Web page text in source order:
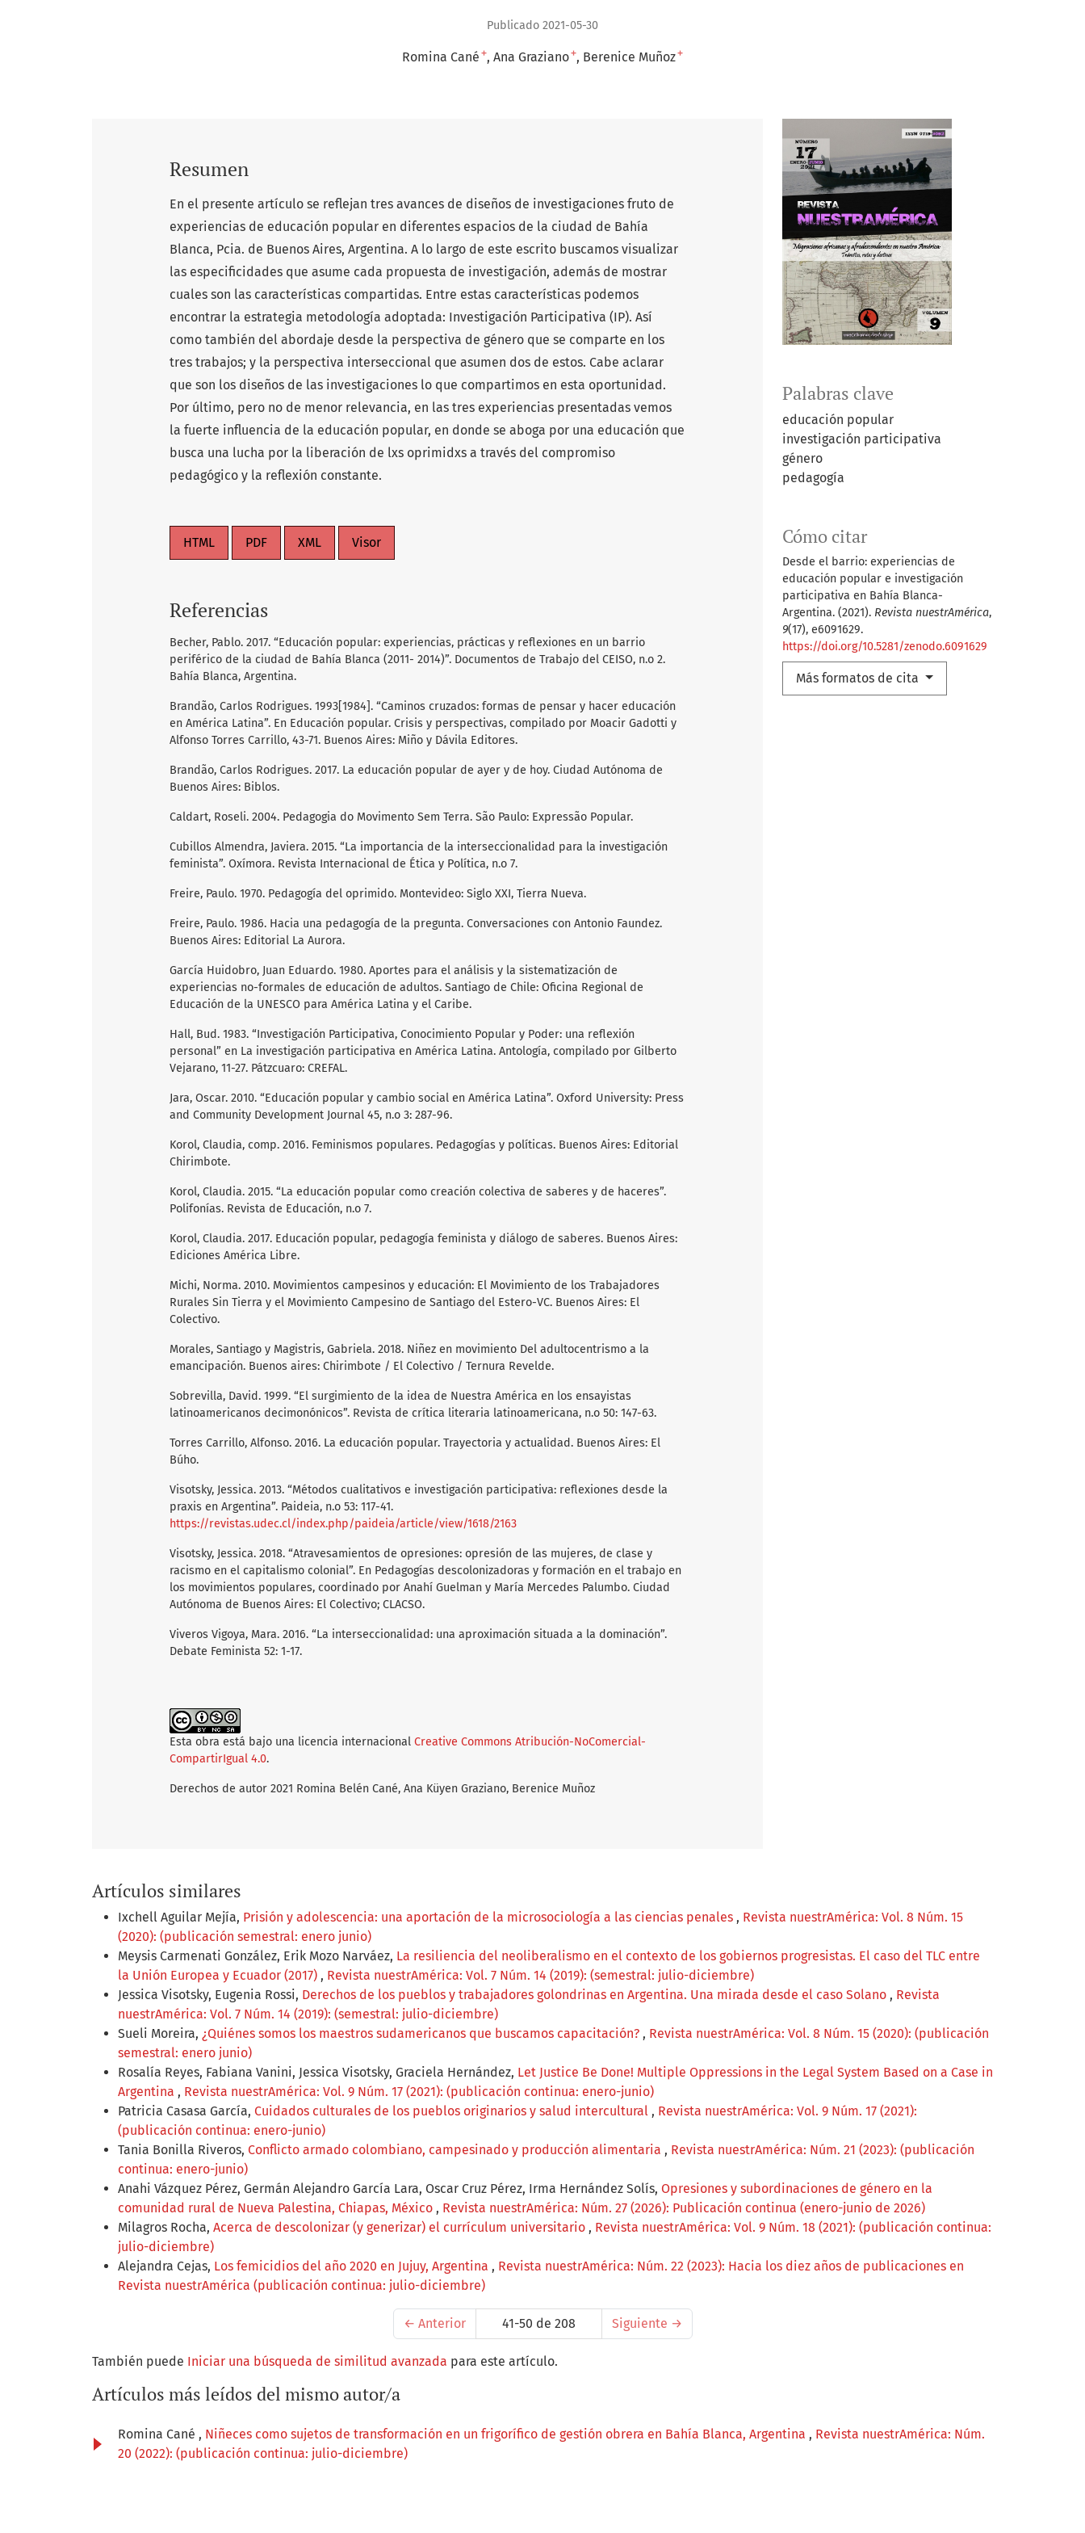
Publicado 2021-05-30
Romina Cané + Ana Graziano+ Berenice Muñoz+
Palabras clave
educación popular
investigación participativa
género
pedagogía
Cómo citar
Desde el barrio: experiencias de
educación popular e investigación
participativa en Bahía Blanca-
Argentina. (2021). Revista nuestrAmérica,
9(17), e6091629.
https://doi.org/10.5281/zenodo.6091629
Más formatos de cita
Resumen
En el presente artículo se reflejan tres avances de diseños de investigaciones fruto de
experiencias de educación popular en diferentes espacios de la ciudad de Bahía
Blanca, Pcia. de Buenos Aires, Argentina. A lo largo de este escrito buscamos visualizar
las especificidades que asume cada propuesta de investigación, además de mostrar
cuales son las características compartidas. Entre estas características podemos
encontrar la estrategia metodología adoptada: Investigación Participativa (IP). Así
como también del abordaje desde la perspectiva de género que se comparte en los
tres trabajos; y la perspectiva interseccional que asumen dos de estos. Cabe aclarar
que son los diseños de las investigaciones lo que compartimos en esta oportunidad.
Por último, pero no de menor relevancia, en las tres experiencias presentadas vemos
la fuerte influencia de la educación popular, en donde se aboga por una educación que
busca una lucha por la liberación de lxs oprimidxs a través del compromiso
pedagógico y la reflexión constante.
HTML PDF XML Visor
Referencias
Becher, Pablo. 2017. “Educación popular: experiencias, prácticas y reflexiones en un barrio
periférico de la ciudad de Bahía Blanca (2011- 2014)”. Documentos de Trabajo del CEISO, n.o 2.
Bahía Blanca, Argentina.
Brandão, Carlos Rodrigues. 1993[1984]. “Caminos cruzados: formas de pensar y hacer educación
en América Latina”. En Educación popular. Crisis y perspectivas, compilado por Moacir Gadotti y
Alfonso Torres Carrillo, 43-71. Buenos Aires: Miño y Dávila Editores.
Brandão, Carlos Rodrigues. 2017. La educación popular de ayer y de hoy. Ciudad Autónoma de
Buenos Aires: Biblos.
Caldart, Roseli. 2004. Pedagogia do Movimento Sem Terra. São Paulo: Expressão Popular.
Cubillos Almendra, Javiera. 2015. “La importancia de la interseccionalidad para la investigación
feminista”. Oxímora. Revista Internacional de Ética y Política, n.o 7.
Freire, Paulo. 1970. Pedagogía del oprimido. Montevideo: Siglo XXI, Tierra Nueva.
Freire, Paulo. 1986. Hacia una pedagogía de la pregunta. Conversaciones con Antonio Faundez.
Buenos Aires: Editorial La Aurora.
García Huidobro, Juan Eduardo. 1980. Aportes para el análisis y la sistematización de
experiencias no-formales de educación de adultos. Santiago de Chile: Oficina Regional de
Educación de la UNESCO para América Latina y el Caribe.
Hall, Bud. 1983. “Investigación Participativa, Conocimiento Popular y Poder: una reflexión
personal” en La investigación participativa en América Latina. Antología, compilado por Gilberto
Vejarano, 11-27. Pátzcuaro: CREFAL.
Jara, Oscar. 2010. “Educación popular y cambio social en América Latina”. Oxford University: Press
and Community Development Journal 45, n.o 3: 287-96.
Korol, Claudia, comp. 2016. Feminismos populares. Pedagogías y políticas. Buenos Aires: Editorial
Chirimbote.
Korol, Claudia. 2015. “La educación popular como creación colectiva de saberes y de haceres”.
Polifonías. Revista de Educación, n.o 7.
Korol, Claudia. 2017. Educación popular, pedagogía feminista y diálogo de saberes. Buenos Aires:
Ediciones América Libre.
Michi, Norma. 2010. Movimientos campesinos y educación: El Movimiento de los Trabajadores
Rurales Sin Tierra y el Movimiento Campesino de Santiago del Estero-VC. Buenos Aires: El
Colectivo.
Morales, Santiago y Magistris, Gabriela. 2018. Niñez en movimiento Del adultocentrismo a la
emancipación. Buenos aires: Chirimbote / El Colectivo / Ternura Revelde.
Sobrevilla, David. 1999. “El surgimiento de la idea de Nuestra América en los ensayistas
latinoamericanos decimonónicos”. Revista de crítica literaria latinoamericana, n.o 50: 147-63.
Torres Carrillo, Alfonso. 2016. La educación popular. Trayectoria y actualidad. Buenos Aires: El
Búho.
Visotsky, Jessica. 2013. “Métodos cualitativos e investigación participativa: reflexiones desde la
praxis en Argentina”. Paideia, n.o 53: 117-41.
https://revistas.udec.cl/index.php/paideia/article/view/1618/2163
Visotsky, Jessica. 2018. “Atravesamientos de opresiones: opresión de las mujeres, de clase y
racismo en el capitalismo colonial”. En Pedagogías descolonizadoras y formación en el trabajo en
los movimientos populares, coordinado por Anahí Guelman y María Mercedes Palumbo. Ciudad
Autónoma de Buenos Aires: El Colectivo; CLACSO.
Viveros Vigoya, Mara. 2016. “La interseccionalidad: una aproximación situada a la dominación”.
Debate Feminista 52: 1-17.
Esta obra está bajo una licencia internacional Creative Commons Atribución-NoComercial-
CompartirIgual 4.0.
Derechos de autor 2021 Romina Belén Cané, Ana Küyen Graziano, Berenice Muñoz
Artículos similares
Ixchell Aguilar Mejía, Prisión y adolescencia: una aportación de la microsociología a las ciencias penales , Revista nuestrAmérica: Vol. 8 Núm. 15
(2020): (publicación semestral: enero junio)
Meysis Carmenati González, Erik Mozo Narváez, La resiliencia del neoliberalismo en el contexto de los gobiernos progresistas. El caso del TLC entre
la Unión Europea y Ecuador (2017) , Revista nuestrAmérica: Vol. 7 Núm. 14 (2019): (semestral: julio-diciembre)
Jessica Visotsky, Eugenia Rossi, Derechos de los pueblos y trabajadores golondrinas en Argentina. Una mirada desde el caso Solano , Revista
nuestrAmérica: Vol. 7 Núm. 14 (2019): (semestral: julio-diciembre)
Sueli Moreira, ¿Quiénes somos los maestros sudamericanos que buscamos capacitación? , Revista nuestrAmérica: Vol. 8 Núm. 15 (2020): (publicación
semestral: enero junio)
Rosalía Reyes, Fabiana Vanini, Jessica Visotsky, Graciela Hernández, Let Justice Be Done! Multiple Oppressions in the Legal System Based on a Case in
Argentina , Revista nuestrAmérica: Vol. 9 Núm. 17 (2021): (publicación continua: enero-junio)
Patricia Casasa García, Cuidados culturales de los pueblos originarios y salud intercultural , Revista nuestrAmérica: Vol. 9 Núm. 17 (2021):
(publicación continua: enero-junio)
Tania Bonilla Riveros, Conflicto armado colombiano, campesinado y producción alimentaria , Revista nuestrAmérica: Núm. 21 (2023): (publicación
continua: enero-junio)
Anahi Vázquez Pérez, Germán Alejandro García Lara, Oscar Cruz Pérez, Irma Hernández Solís, Opresiones y subordinaciones de género en la
comunidad rural de Nueva Palestina, Chiapas, México , Revista nuestrAmérica: Núm. 27 (2026): Publicación continua (enero-junio de 2026)
Milagros Rocha, Acerca de descolonizar (y generizar) el currículum universitario , Revista nuestrAmérica: Vol. 9 Núm. 18 (2021): (publicación continua:
julio-diciembre)
Alejandra Cejas, Los femicidios del año 2020 en Jujuy, Argentina , Revista nuestrAmérica: Núm. 22 (2023): Hacia los diez años de publicaciones en
Revista nuestrAmérica (publicación continua: julio-diciembre)
← Anterior 41-50 de 208 Siguiente →
También puede Iniciar una búsqueda de similitud avanzada para este artículo.
Artículos más leídos del mismo autor/a
Romina Cané , Niñeces como sujetos de transformación en un frigorífico de gestión obrera en Bahía Blanca, Argentina , Revista nuestrAmérica: Núm.
20 (2022): (publicación continua: julio-diciembre)